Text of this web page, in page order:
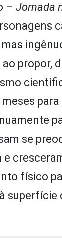
– Jornada
propor,
se
físico
superfície